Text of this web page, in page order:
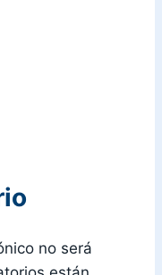
no será